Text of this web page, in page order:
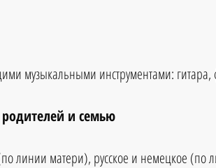
музыкальными инструментами: гитара,
и семью
линии матери), русское и немецкое (по